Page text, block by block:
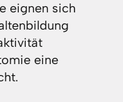
eignen sich
eine